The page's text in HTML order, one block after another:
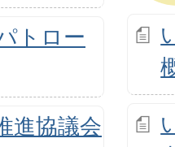
トロー
進協議会